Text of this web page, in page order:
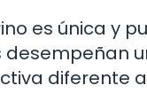
es única y
diferente